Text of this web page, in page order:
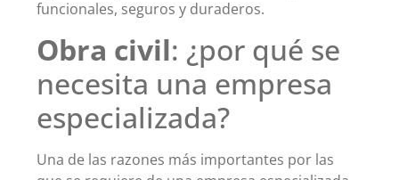
funcionales, seguros y duraderos.
Obra civil: ¿por qué se
necesita una empresa
especializada?
Una de las razones más importantes por las